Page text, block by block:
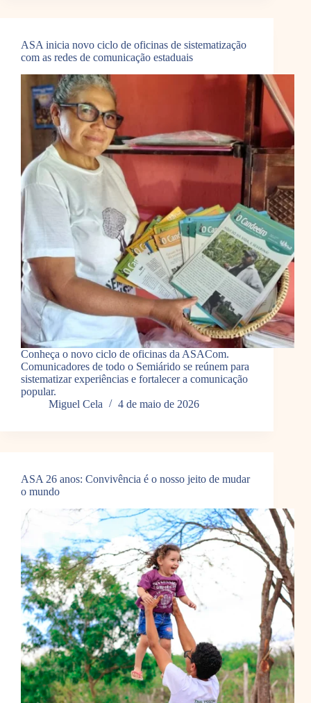
ASA inicia novo ciclo de oficinas de sistematização
com as redes de comunicação estaduais
Conheça o novo ciclo de oficinas da ASACom.
Comunicadores de todo o Semiárido se reúnem para
sistematizar experiências e fortalecer a comunicação
popular.
Miguel Cela
4 de maio de 2026
ASA 26 anos: Convivência é o nosso jeito de mudar
o mundo